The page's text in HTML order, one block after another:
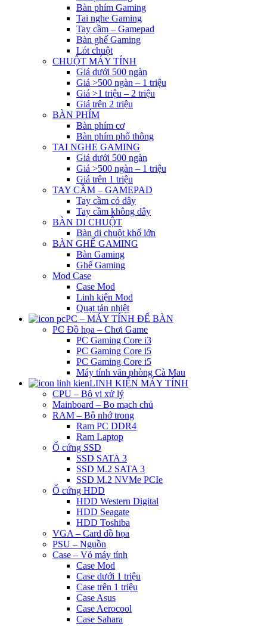
Bàn phím Gaming
Tai nghe Gaming
Tay cầm – Gamepad
Bàn ghế Gaming
Lót chuột
CHUỘT MÁY TÍNH
Giá dưới 500 ngàn
Giá >500 ngàn – 1 triệu
Giá >1 triệu – 2 triệu
Giá trên 2 triệu
BÀN PHÍM
Bàn phím cơ
Bàn phím phổ thông
TAI NGHE GAMING
Giá dưới 500 ngàn
Giá >500 ngàn – 1 triệu
Giá trên 1 triệu
TAY CẦM – GAMEPAD
Tay cầm có dây
Tay cầm không dây
BÀN DI CHUỘT
Bàn di chuột khổ lớn
BÀN GHẾ GAMING
Bàn Gaming
Ghế Gaming
Mod Case
Case Mod
Linh kiện Mod
Quạt tản nhiệt
PC – MÁY TÍNH ĐỂ BÀN
PC Đồ họa – Chơi Game
PC Gaming Core i3
PC Gaming Core i5
PC Gaming Core i5
Máy tính văn phòng Cà Mau
LINH KIỆN MÁY TÍNH
CPU – Bộ vi xử lý
Mainboard – Bo mạch chủ
RAM – Bộ nhớ trong
Ram PC DDR4
Ram Laptop
Ổ cứng SSD
SSD SATA 3
SSD M.2 SATA 3
SSD M.2 NVMe PCIe
Ổ cứng HDD
HDD Western Digital
HDD Seagate
HDD Toshiba
VGA – Card đồ họa
PSU – Nguồn
Case – Vỏ máy tính
Case Mod
Case dưới 1 triệu
Case trên 1 triệu
Case Asus
Case Aerocool
Case Sahara